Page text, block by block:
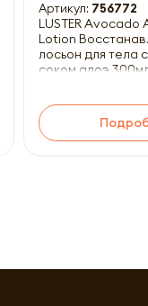
Артикул: 756772
LUSTER Avocado
Lotion
лосьон для тела
соком алоэ